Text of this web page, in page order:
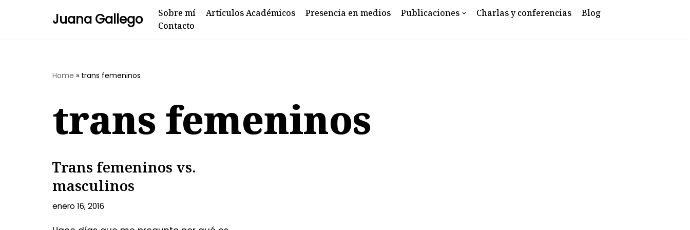
Juana Gallego Sobre mí Artículos Académicos Presencia en medios Publicaciones Charlas y conferencias
Blog
Contacto
Home » trans femeninos
trans femeninos
Trans femeninos vs.
masculinos
enero 16, 2016